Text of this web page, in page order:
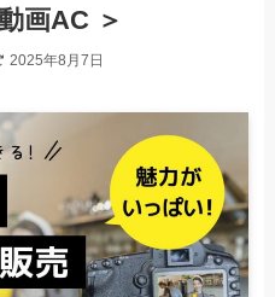
画AC ＞
2025年8月7日